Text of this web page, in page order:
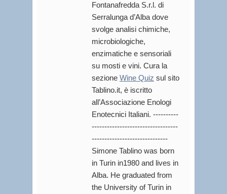
Fontanafredda S.r.l. di
Serralunga d’Alba dove
svolge analisi chimiche,
microbiologiche,
enzimatiche e sensoriali
su mosti e vini. Cura la
sezione Wine Quiz sul sito
Tablino.it, è iscritto
all’Associazione Enologi
Enotecnici Italiani. ----------
----------------------------------
------------------------------
Simone Tablino was born
in Turin in1980 and lives in
Alba. He graduated from
the University of Turin in